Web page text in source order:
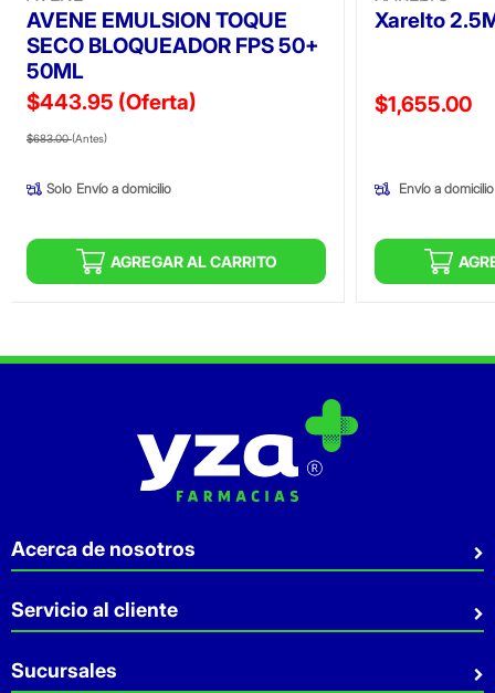
AVENE EMULSION TOQUE
SECO BLOQUEADOR FPS 50+
50ML
$443.95 (Oferta)
Precio reducido de
$683.00(Antes)(Oferta)
Solo Envío a domicilio
AGREGAR AL CARRITO
Xarelto
Precio
$1,655.00
Envío a domicilio
Acerca de nosotros
Quiénes somos
Sostenibilidad
Aviso de privacidad
Servicio al cliente
Preguntas Frecuentes
Sucursales